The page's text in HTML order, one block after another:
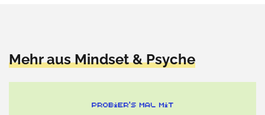
Mehr aus Mindset & Psyche